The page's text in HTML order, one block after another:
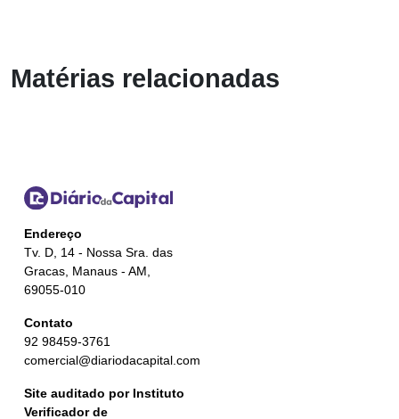
Matérias relacionadas
Endereço
Tv. D, 14 - Nossa Sra. das
Gracas, Manaus - AM,
69055-010
Contato
92 98459-3761
comercial@diariodacapital.com
Site auditado por Instituto
Verificador de